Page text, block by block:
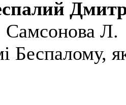
Л.
Беспалому,